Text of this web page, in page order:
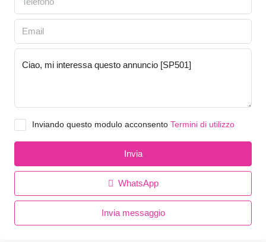
Inviando questo modulo acconsento Termini di utilizzo
Invia
WhatsApp
Invia messaggio